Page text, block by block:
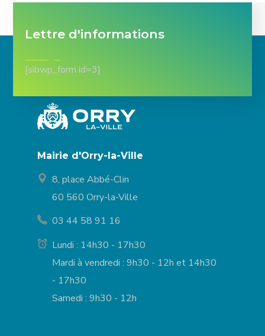
Lettre d'informations
[sibwp_form id=3]
Mairie d'Orry-la-Ville
8, place Abbé-Clin
60 560 Orry-la-Ville
03 44 58 91 16
Lundi : 14h30 - 17h30
Mardi à vendredi : 9h30 - 12h et 14h30
- 17h30
Samedi : 9h30 - 12h